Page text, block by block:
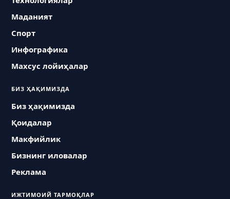
Маданият
Спорт
Инфографика
Махсус лойиҳалар
БИЗ ҲАҚИМИЗДА
Биз ҳақимизда
Қоидалар
Макфийлик
Бизнинг иловалар
Реклама
ИЖТИМОИЙ ТАРМОҚЛАР